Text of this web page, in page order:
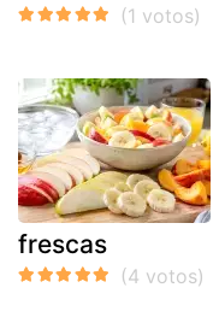
frescas